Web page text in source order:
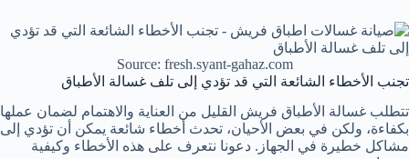
Source: fresh.syant-gahaz.com
تجنب الأخطاء الشائعة التي قد تؤدي إلى تلف غسالة الأطباق
تتطلب غسالة الأطباق فريش القليل من العناية والاهتمام لضمان عملها
بكفاءة، ولكن في بعض الأحيان، تحدث أخطاء شائعة يمكن أن تؤدي إلى
مشاكل خطيرة في الجهاز. دعونا نتعرف على هذه الأخطاء وكيفية